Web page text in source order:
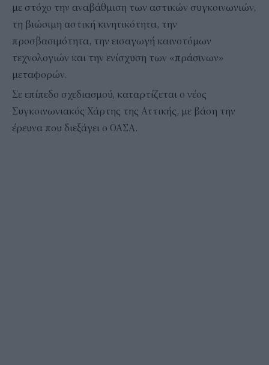
με στόχο την αναβάθμιση των αστικών συγκοινωνιών,
τη βιώσιμη αστική κινητικότητα, την
προσβασιμότητα, την εισαγωγή καινοτόμων
τεχνολογιών και την ενίσχυση των «πράσινων»
μεταφορών.
Σε επίπεδο σχεδιασμού, καταρτίζεται ο νέος
Συγκοινωνιακός Χάρτης της Αττικής, με βάση την
έρευνα που διεξάγει ο ΟΑΣΑ.